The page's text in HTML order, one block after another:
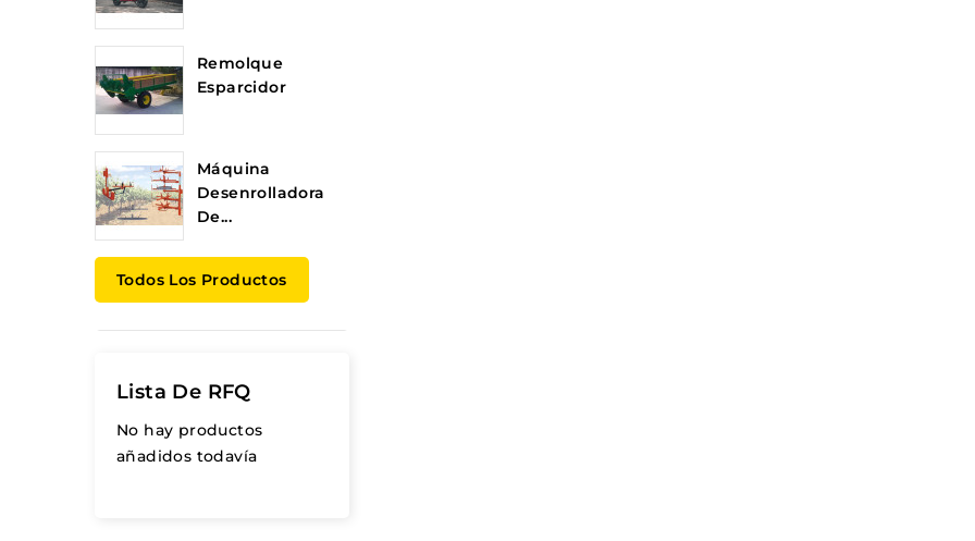
Remolque
Esparcidor
Máquina
Desenrolladora
De...
Todos Los Productos
Lista De RFQ
No hay productos
añadidos todavía